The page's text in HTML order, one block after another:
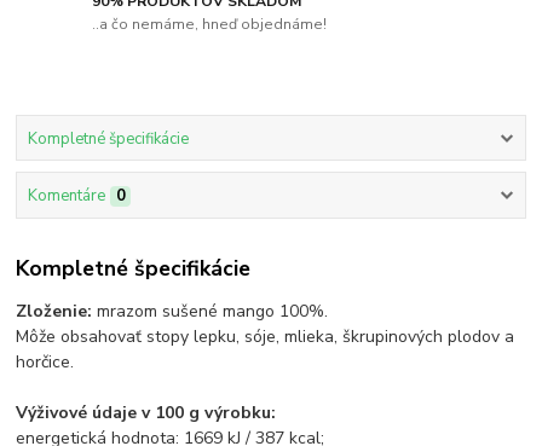
..a čo nemáme, hneď objednáme!
Kompletné špecifikácie
Komentáre 0
Kompletné špecifikácie
Zloženie: mrazom sušené mango 100%.
Môže obsahovať stopy lepku, sóje, mlieka, škrupinových plodov a
horčice.
Výživové údaje v 100 g výrobku:
energetická hodnota: 1669 kJ / 387 kcal;